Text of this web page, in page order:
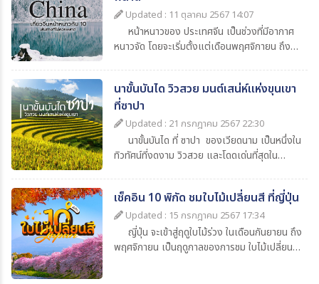
ลงตัว "พาสต้า" รับรองว่า การมา เที่ยวอียิปต์
ครั้งนี้ จะทำให้เพื่อนๆประทับใจไม่รู้ลืม
Updated : 11 ตุลาคม 2567 14:07
หน้าหนาวของ ประเทศจีน เป็นช่วงที่มีอากาศ
หนาวจัด โดยจะเริ่มตั้งแต่เดือนพฤศจิกายน ถึง
ฮาร์บิน มองโกเลียใน จะมีอากาศหนาวมาก หิมะ
ตกหนัก อุณหภูมิอาจลดลงถึง -20 องศา หรือ
มากกว่านั้น โดยเฉพาะในเมืองฮาร์บินที่ขึ้นชื่อเรื่อง
ความหนาว และมีงานเทศกาลน้ำแข็ง ที่ 1 ปี มีแค่
ครั้งเดียวเท่านั้นภาคกลาง: เช่น เซี่ยงไฮ้ และซีอาน
อากาศจะไม่หนาวจัดเท่าภาคเหนือ หิมะตกน้อยกว่า
แต่ยังสัมผัสได้ถึงความหนาวเย็น อุณหภูมิ
ประมาณ 0 องศา ถึง 10 องศาภาคใต้: เช่น กว่าง
โจว เซินเจิ้น อากาศจะเย็นลงในหน้าหนาว อุณหภูมิ
อยู่ที่ประมาณ 10 องศา ถึง 20 องศาตามพาสต้า
ไป เที่ยวจีนหน้าหนาว ด้วยกันนะครับ
นาขั้นบันได วิวสวย มนต์เสน่ห์แห่งขุนเขา
ที่ซาปา
Updated : 21 กรกฎาคม 2567 22:30
นาขั้นบันได ที่ ซาปา ของเวียดนาม เป็นหนึ่งใน
ทิวทัศน์ที่งดงาม วิวสวย และโดดเด่นที่สุดใน
ที่นี่ไม่เพียงแต่เป็นแหล่งการเกษตรที่สำคัญของ
ชาวซาปา แต่ยังเป็นสถานที่ท่องเที่ยวที่น่าประทับใจ
สำหรับนักท่องเที่ยว จนได้ชื่อว่า เป็นนาขั้นบันได ที่
สวยที่สุดในโลก
เช็คอิน 10 พิกัด ชมใบไม้เปลี่ยนสี ที่ญี่ปุ่น
Updated : 15 กรกฎาคม 2567 17:34
ญี่ปุ่น จะเข้าสู่ฤดูใบไม้ร่วง ในเดือนกันยายน ถึง
พฤศจิกายน เป็นฤดูกาลของการชม ใบไม้เปลี่ยนสี